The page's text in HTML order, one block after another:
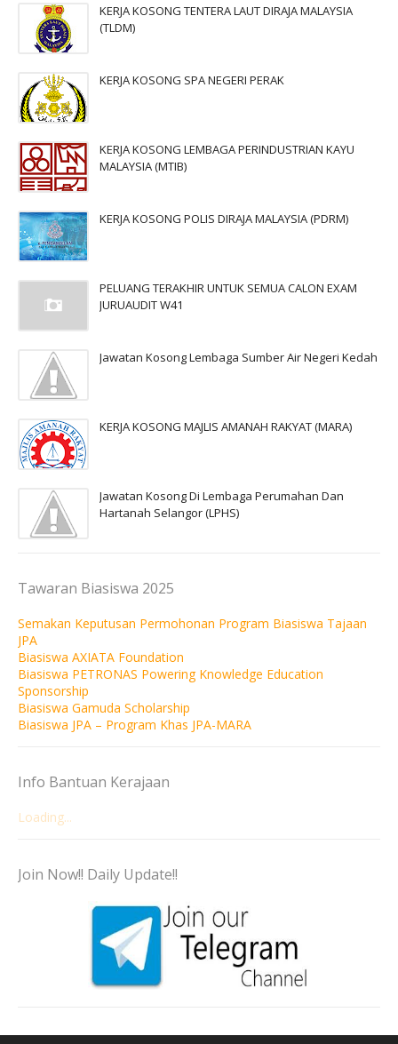
KERJA KOSONG TENTERA LAUT DIRAJA MALAYSIA
(TLDM)
KERJA KOSONG SPA NEGERI PERAK
KERJA KOSONG LEMBAGA PERINDUSTRIAN KAYU
MALAYSIA (MTIB)
KERJA KOSONG POLIS DIRAJA MALAYSIA (PDRM)
PELUANG TERAKHIR UNTUK SEMUA CALON EXAM
JURUAUDIT W41
Jawatan Kosong Lembaga Sumber Air Negeri Kedah
KERJA KOSONG MAJLIS AMANAH RAKYAT (MARA)
Jawatan Kosong Di Lembaga Perumahan Dan
Hartanah Selangor (LPHS)
Tawaran Biasiswa 2025
Semakan Keputusan Permohonan Program Biasiswa Tajaan
JPA
Biasiswa AXIATA Foundation
Biasiswa PETRONAS Powering Knowledge Education
Sponsorship
Biasiswa Gamuda Scholarship
Biasiswa JPA – Program Khas JPA-MARA
Info Bantuan Kerajaan
Loading...
Join Now!! Daily Update!!